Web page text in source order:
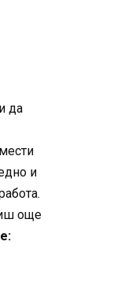
да
и
още